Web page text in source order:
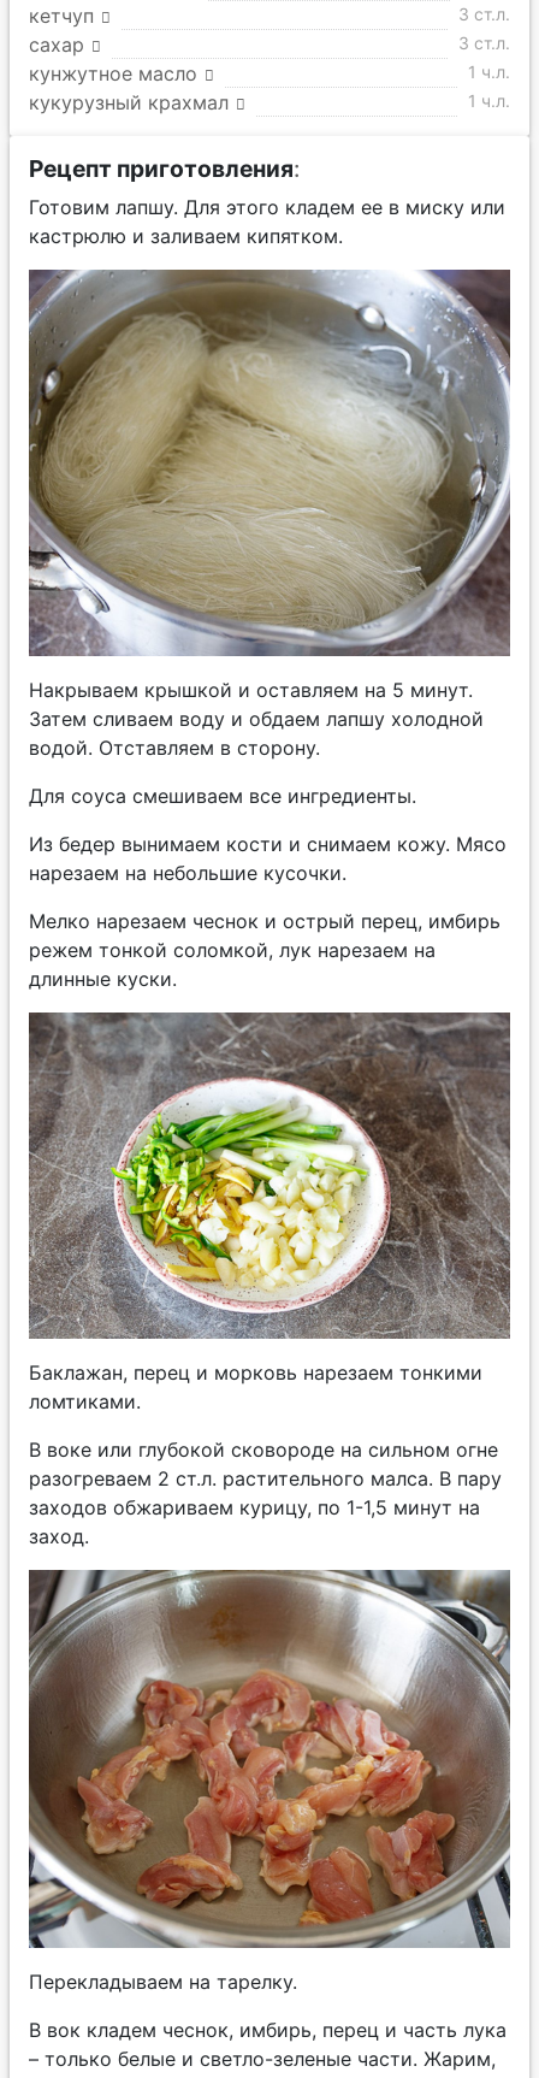
кетчуп 3 ст.л.
сахар 3 ст.л.
кунжутное масло 1 ч.л.
кукурузный крахмал 1 ч.л.
Рецепт приготовления:
Готовим лапшу. Для этого кладем ее в миску или
кастрюлю и заливаем кипятком.
Накрываем крышкой и оставляем на 5 минут.
Затем сливаем воду и обдаем лапшу холодной
водой. Отставляем в сторону.
Для соуса смешиваем все ингредиенты.
Из бедер вынимаем кости и снимаем кожу. Мясо
нарезаем на небольшие кусочки.
Мелко нарезаем чеснок и острый перец, имбирь
режем тонкой соломкой, лук нарезаем на
длинные куски.
Баклажан, перец и морковь нарезаем тонкими
ломтиками.
В воке или глубокой сковороде на сильном огне
разогреваем 2 ст.л. растительного малса. В пару
заходов обжариваем курицу, по 1-1,5 минут на
заход.
Перекладываем на тарелку.
В вок кладем чеснок, имбирь, перец и часть лука
– только белые и светло-зеленые части. Жарим,